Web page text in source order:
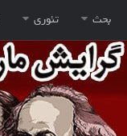
بحث تئوری